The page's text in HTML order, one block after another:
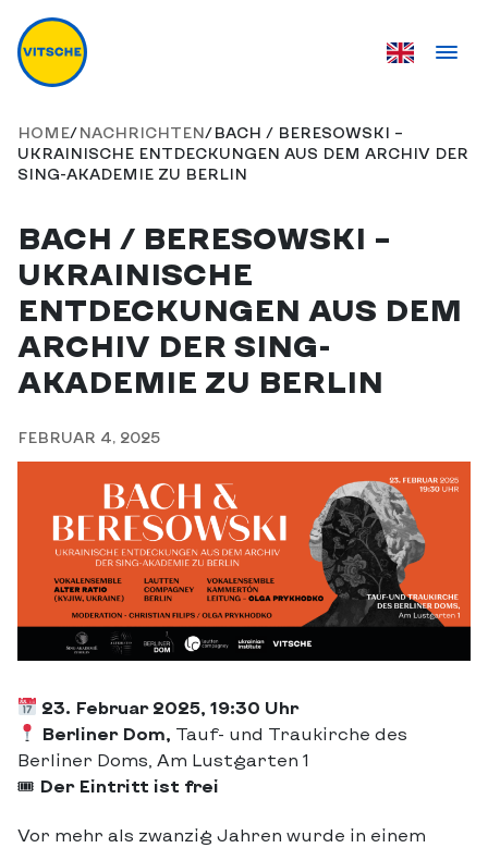
HOME/NACHRICHTEN/BACH / BERESOWSKI –
UKRAINISCHE ENTDECKUNGEN AUS DEM ARCHIV DER
SING-AKADEMIE ZU BERLIN
BACH / BERESOWSKI –
UKRAINISCHE
ENTDECKUNGEN AUS DEM
ARCHIV DER SING-
AKADEMIE ZU BERLIN
FEBRUAR 4, 2025
23. Februar 2025, 19:30 Uhr
Berliner Dom, Tauf- und Traukirche des
Berliner Doms, Am Lustgarten 1
🎟 Der Eintritt ist frei
Vor mehr als zwanzig Jahren wurde in einem